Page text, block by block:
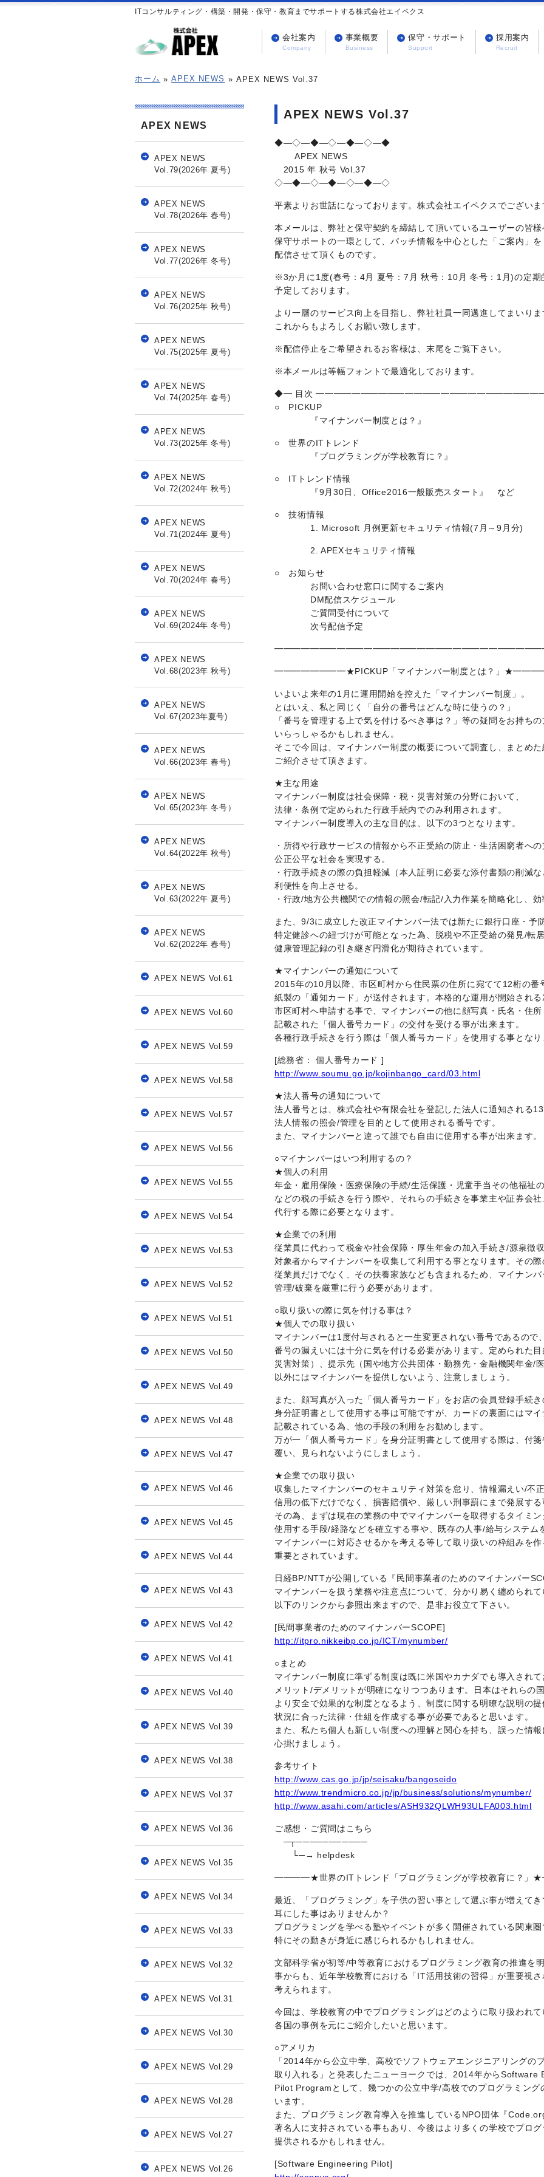
ITコンサルティング・構築・開発・保守・教育までサポートする株式会社エイペクス
会社案内 事業概要 保守・サポート 採用案内
ホーム APEX NEWS APEX NEWS Vol.37
APEX NEWS Vol.37
◆―◇―◆―◇―◆―◇―◆
APEX NEWS
2015 年 秋号 Vol.37
◇―◆―◇―◆―◇―◆―◇
平素よりお世話になっております。株式会社エイペクスでございま
本メールは、弊社と保守契約を締結して頂いているユーザーの皆様
保守サポートの一環として、パッチ情報を中心とした「ご案内」を
配信させて頂くものです。
※3か月に1度(春号：4月 夏号：7月 秋号：10月 冬号：1月)の定期
予定しております。
より一層のサービス向上を目指し、弊社社員一同邁進してまいりま
これからもよろしくお願い致します。
※配信停止をご希望されるお客様は、末尾をご覧下さい。
※本メールは等幅フォントで最適化しております。
◆━ 目次
○ PICKUP
『マイナンバー制度とは？』
○ 世界のITトレンド
『プログラミングが学校教育に？』
○ ITトレンド情報
『9月30日、Office2016一般販売スタート』 な
○ 技術情報
1. Microsoft 月例更新セキュリティ情報(7月～9月分)
2. APEXセキュリティ情報
○ お知らせ
お問い合わせ窓口に関するご案内
DM配信スケジュール
ご質問受付について
次号配信予定
━━━━━━━━★PICKUP「マイナンバー制度とは？」
いよいよ来年の1月に運用開始を控えた「マイナンバー制度」。
とはいえ、私と同じく「自分の番号はどんな時に使うの？」
「番号を管理する上で気を付けるべき事は？」等の疑問をお持ちの
いらっしゃるかもしれません。
そこで今回は、マイナンバー制度の概要について調査し、まとめた
ご紹介させて頂きます。
★主な用途
マイナンバー制度は社会保障・税・災害対策の分野において、
法律・条例で定められた行政手続内でのみ利用されます。
マイナンバー制度導入の主な目的は、以下の3つとなります。
・所得や行政サービスの情報から不正受給の防止・生活困窮者への
公正公平な社会を実現する。
・行政手続きの際の負担軽減（本人証明に必要な添付書類の削減な
利便性を向上させる。
・行政/地方公共機関での情報の照会/転記/入力作業を簡略化し、効
また、9/3に成立した改正マイナンバー法では新たに銀行口座・予
特定健診への紐づけが可能となった為、脱税や不正受給の発見/転
健康管理記録の引き継ぎ円滑化が期待されています。
★マイナンバーの通知について
2015年の10月以降、市区町村から住民票の住所に宛てて12桁の番
紙製の「通知カード」が送付されます。本格的な運用が開始される
市区町村へ申請する事で、マイナンバーの他に顔写真・氏名・住
記載された「個人番号カード」の交付を受ける事が出来ます。
各種行政手続きを行う際は「個人番号カード」を使用する事となり
[総務省： 個人番号カード ]
http://www.soumu.go.jp/kojinbango_card/03.html
★法人番号の通知について
法人番号とは、株式会社や有限会社を登記した法人に通知される13
法人情報の照会/管理を目的として使用される番号です。
また、マイナンバーと違って誰でも自由に使用する事が出来ます。
○マイナンバーはいつ利用するの？
★個人の利用
年金・雇用保険・医療保険の手続/生活保護・児童手当その他福祉
などの税の手続きを行う際や、それらの手続きを事業主や証券会
代行する際に必要となります。
★企業での利用
従業員に代わって税金や社会保障・厚生年金の加入手続き/源泉徴
対象者からマイナンバーを収集して利用する事となります。その
従業員だけでなく、その扶養家族なども含まれるため、マイナン
管理/破棄を厳重に行う必要があります。
○取り扱いの際に気を付ける事は？
★個人での取り扱い
マイナンバーは1度付与されると一生変更されない番号であるので、
番号の漏えいには十分に気を付ける必要があります。定められた目
災害対策）、提示先（国や地方公共団体・勤務先・金融機関年金/
以外にはマイナンバーを提供しないよう、注意しましょう。
また、顔写真が入った「個人番号カード」をお店の会員登録手続き
身分証明書として使用する事は可能ですが、カードの裏面にはマ
記載されている為、他の手段の利用をお勧めします。
万が一「個人番号カード」を身分証明書として使用する際は、付
覆い、見られないようにしましょう。
★企業での取り扱い
収集したマイナンバーのセキュリティ対策を怠り、情報漏えい/不
信用の低下だけでなく、損害賠償や、厳しい刑事罰にまで発展する
その為、まずは現在の業務の中でマイナンバーを取得するタイミン
使用する手段/経路などを確立する事や、既存の人事/給与システム
マイナンバーに対応させるかを考える等して取り扱いの枠組みを作
重要とされています。
日経BP/NTTが公開している『民間事業者のためのマイナンバー
マイナンバーを扱う業務や注意点について、分かり易く纏められて
以下のリンクから参照出来ますので、是非お役立て下さい。
[民間事業者のためのマイナンバーSCOPE]
http://itpro.nikkeibp.co.jp/ICT/mynumber/
○まとめ
マイナンバー制度に準ずる制度は既に米国やカナダでも導入され
メリット/デメリットが明確になりつつあります。日本はそれらの
より安全で効果的な制度となるよう、制度に関する明瞭な説明の提
状況に合った法律・仕組を作成する事が必要であると思います。
また、私たち個人も新しい制度への理解と関心を持ち、誤った情報
心掛けましょう。
参考サイト
http://www.cas.go.jp/jp/seisaku/bangoseido
http://www.trendmicro.co.jp/jp/business/solutions/mynumber/
http://www.asahi.com/articles/ASH932QLWH93ULFA003.html
ご感想・ご質問はこちら
─┬───────────
└─→ helpdesk
━━━━★世界のITトレンド「プログラミングが学校教育に？
最近、「プログラミング」を子供の習い事として選ぶ事が増えてき
耳にした事はありませんか？
プログラミングを学べる塾やイベントが多く開催されている関東圏
特にその動きが身近に感じられるかもしれません。
文部科学省が初等/中等教育におけるプログラミング教育の推進を
事からも、近年学校教育における「IT活用技術の習得」が重要視さ
考えられます。
今回は、学校教育の中でプログラミングはどのように取り扱われて
各国の事例を元にご紹介したいと思います。
○アメリカ
「2014年から公立中学、高校でソフトウェアエンジニアリングの
取り入れる」と発表したニューヨークでは、2014年からSoftware
Pilot Programとして、幾つかの公立中学/高校でのプログラミング
います。
また、プログラミング教育導入を推進しているNPO団体『
著名人に支持されている事もあり、今後はより多くの学校でプロ
提供されるかもしれません。
[Software Engineering Pilot]
APEX NEWS
APEX NEWS
Vol.79(2026年 夏号)
APEX NEWS
Vol.78(2026年 春号)
APEX NEWS
Vol.77(2026年 冬号)
APEX NEWS
Vol.76(2025年 秋号)
APEX NEWS
Vol.75(2025年 夏号)
APEX NEWS
Vol.74(2025年 春号)
APEX NEWS
Vol.73(2025年 冬号)
APEX NEWS
Vol.72(2024年 秋号)
APEX NEWS
Vol.71(2024年 夏号)
APEX NEWS
Vol.70(2024年 春号)
APEX NEWS
Vol.69(2024年 冬号)
APEX NEWS
Vol.68(2023年 秋号)
APEX NEWS
Vol.67(2023年夏号)
APEX NEWS
Vol.66(2023年 春号)
APEX NEWS
Vol.65(2023年 冬号）
APEX NEWS
Vol.64(2022年 秋号)
APEX NEWS
Vol.63(2022年 夏号)
APEX NEWS
Vol.62(2022年 春号)
APEX NEWS Vol.61
APEX NEWS Vol.60
APEX NEWS Vol.59
APEX NEWS Vol.58
APEX NEWS Vol.57
APEX NEWS Vol.56
APEX NEWS Vol.55
APEX NEWS Vol.54
APEX NEWS Vol.53
APEX NEWS Vol.52
APEX NEWS Vol.51
APEX NEWS Vol.50
APEX NEWS Vol.49
APEX NEWS Vol.48
APEX NEWS Vol.47
APEX NEWS Vol.46
APEX NEWS Vol.45
APEX NEWS Vol.44
APEX NEWS Vol.43
APEX NEWS Vol.42
APEX NEWS Vol.41
APEX NEWS Vol.40
APEX NEWS Vol.39
APEX NEWS Vol.38
APEX NEWS Vol.37
APEX NEWS Vol.36
APEX NEWS Vol.35
APEX NEWS Vol.34
APEX NEWS Vol.33
APEX NEWS Vol.32
APEX NEWS Vol.31
APEX NEWS Vol.30
APEX NEWS Vol.29
APEX NEWS Vol.28
APEX NEWS Vol.27
APEX NEWS Vol.26